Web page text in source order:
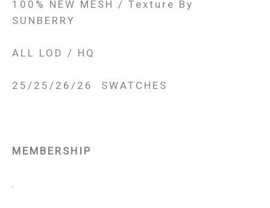
100% NEW MESH / Texture By
SUNBERRY
ALL LOD / HQ
25/25/26/26 SWATCHES
MEMBERSHIP